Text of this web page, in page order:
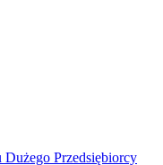
Dużego Przedsiębiorcy